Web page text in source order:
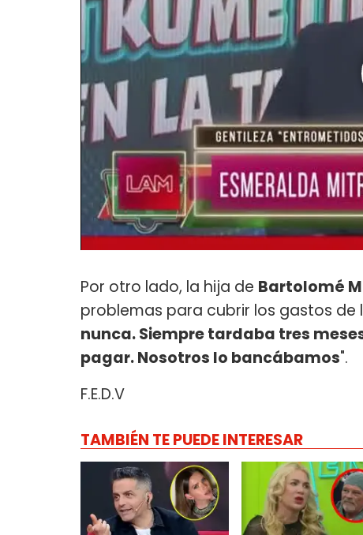
Por otro lado, la hija de Bartolomé
problemas para cubrir los gastos de
nunca. Siempre tardaba tres
pagar. Nosotros lo bancábamos".
F.E.D.V
TAMBIÉN TE PUEDE INTERESAR